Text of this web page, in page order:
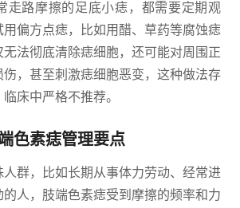
走路摩擦的足底小痣，都需要定期观
偏方点痣，比如用醋、草药等腐蚀痣
法彻底清除痣细胞，还可能对周围正
，甚至刺激痣细胞恶变，这种做法存
床中严格不推荐。
色素痣管理要点
人群，比如长期从事体力劳动、经常进
人，肢端色素痣受到摩擦的频率和力